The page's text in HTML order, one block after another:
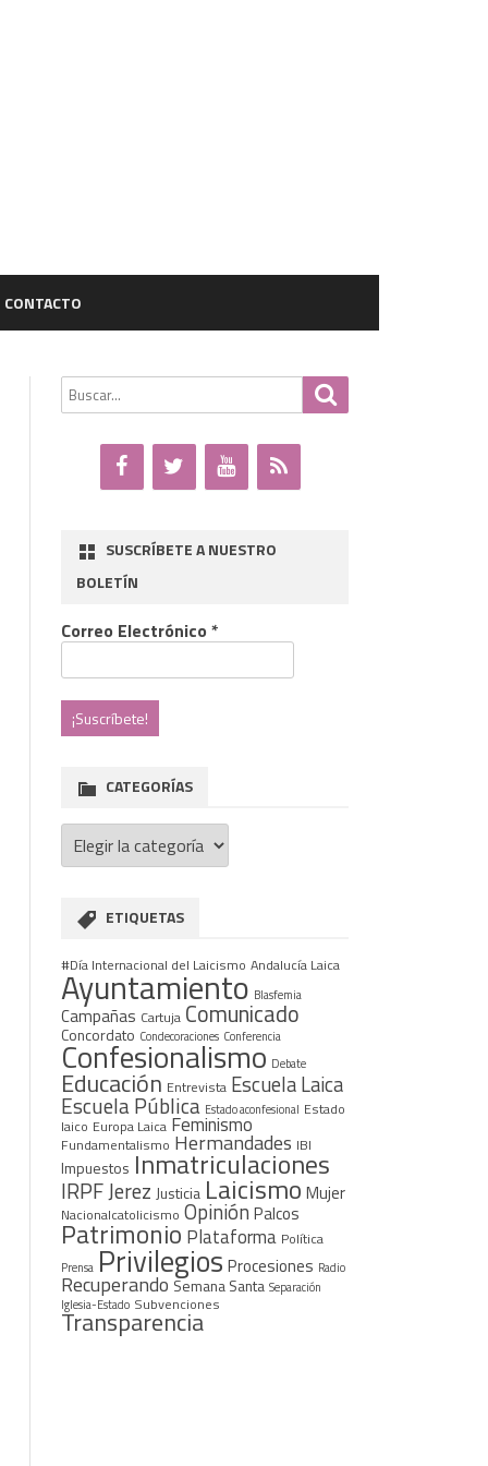
CONTACTO
Buscar
por:
SUSCRÍBETE A NUESTRO
BOLETÍN
Correo Electrónico *
CATEGORÍAS
Categorías
ETIQUETAS
#Día Internacional del Laicismo Andalucía Laica
Ayuntamiento Blasfemia
Campañas Cartuja Comunicado
Concordato Condecoraciones Conferencia
Confesionalismo Debate
Educación Entrevista Escuela Laica
Escuela Pública Estado aconfesional Estado
laico Europa Laica Feminismo
Fundamentalismo Hermandades IBI
Impuestos Inmatriculaciones
IRPFJerez Justicia Laicismo Mujer
Nacionalcatolicismo Opinión Palcos
Patrimonio Plataforma Política
Prensa Privilegios Procesiones Radio
Recuperando Semana Santa Separación
Iglesia-Estado Subvenciones
Transparencia